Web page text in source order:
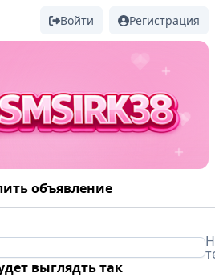
Войти Регистрация
объявление
выглядть так